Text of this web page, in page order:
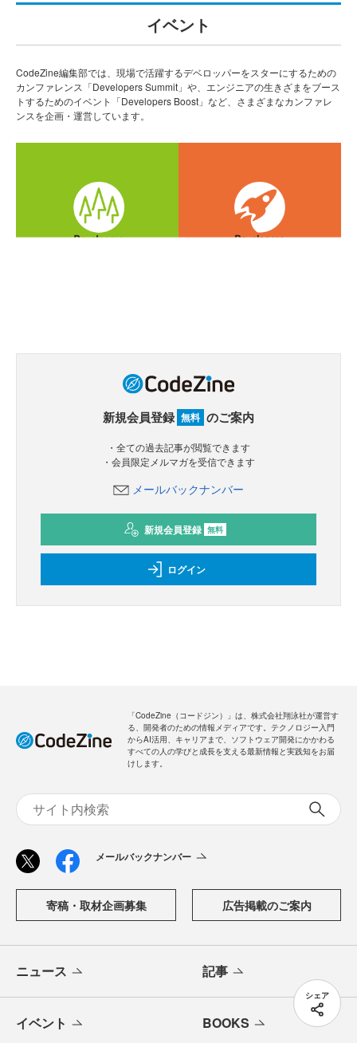
シェア
イベント
CodeZine編集部では、現場で活躍するデベロッパーをスターにするための
カンファレンス「Developers Summit」や、エンジニアの生きざまをブース
トするためのイベント「Developers Boost」など、さまざまなカンファレ
ンスを企画・運営しています。
新規会員登録 無料 のご案内
・全ての過去記事が閲覧できます
・会員限定メルマガを受信できます
メールバックナンバー
新規会員登録 無料
ログイン
「CodeZine（コードジン）」は、株式会社翔泳社が運営す
る、開発者のための情報メディアです。テクノロジー入門
からAI活用、キャリアまで、ソフトウェア開発にかかわる
すべての人の学びと成長を支える最新情報と実践知をお届
けします。
メールバックナンバー
寄稿・取材企画募集 広告掲載のご案内
ニュース 記事
イベント BOOKS